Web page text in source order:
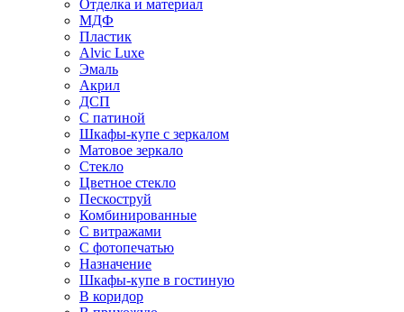
Отделка и материал
МДФ
Пластик
Alvic Luxe
Эмаль
Акрил
ДСП
С патиной
Шкафы-купе с зеркалом
Матовое зеркало
Стекло
Цветное стекло
Пескоструй
Комбинированные
С витражами
С фотопечатью
Назначение
Шкафы-купе в гостиную
В коридор